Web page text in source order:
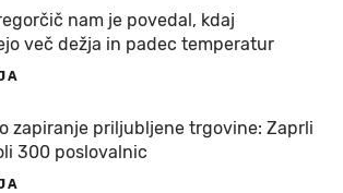
nam je povedal, kdaj
več dežja in padec temperatur
zapiranje priljubljene trgovine: Zaprli
300 poslovalnic